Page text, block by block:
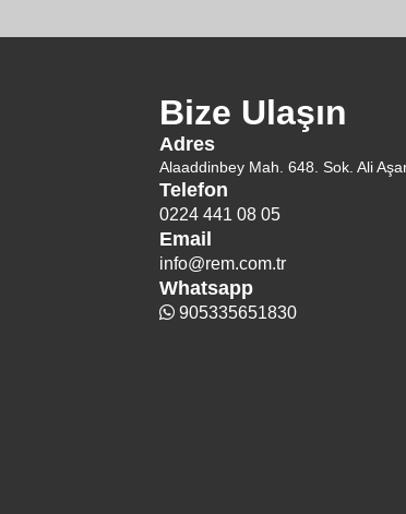
Bize Ulaşın
Adres
Alaaddinbey Mah. 648. Sok. Ali
Telefon
0224 441 08 05
Email
info@rem.com.tr
Whatsapp
905335651830